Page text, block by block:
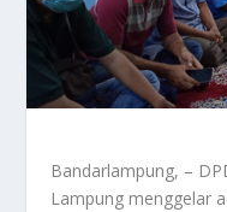
Bandarlampung, –
Lampung menggelar